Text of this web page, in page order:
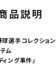
品説明
選手コレクション
ム
ング事件」